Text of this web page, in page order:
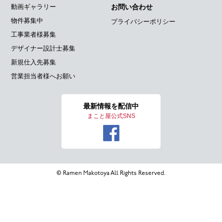
動画ギャラリー
物件募集中
工事業者様募集
デザイナー設計士募集
新規仕入先募集
営業担当者様へお願い
お問い合わせ
プライバシーポリシー
最新情報を配信中
まこと屋公式SNS
© Ramen Makotoya All Rights Reserved.